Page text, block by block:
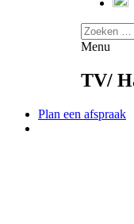
Menu
TV/
Plan een afspraak